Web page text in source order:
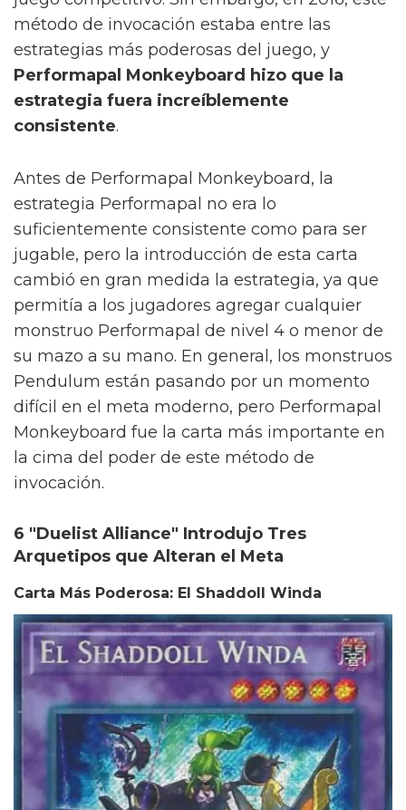
método de invocación estaba entre las
estrategias más poderosas del juego, y
Performapal Monkeyboard hizo que la
estrategia fuera increíblemente
consistente.
Antes de Performapal Monkeyboard, la
estrategia Performapal no era lo
suficientemente consistente como para ser
jugable, pero la introducción de esta carta
cambió en gran medida la estrategia, ya que
permitía a los jugadores agregar cualquier
monstruo Performapal de nivel 4 o menor de
su mazo a su mano. En general, los monstruos
Pendulum están pasando por un momento
difícil en el meta moderno, pero Performapal
Monkeyboard fue la carta más importante en
la cima del poder de este método de
invocación.
6 "Duelist Alliance" Introdujo Tres
Arquetipos que Alteran el Meta
Carta Más Poderosa: El Shaddoll Winda